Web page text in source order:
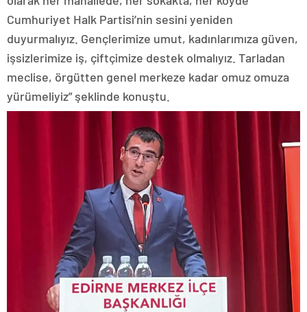
Cumhuriyet Halk Partisi’nin sesini yeniden
duyurmalıyız. Gençlerimize umut, kadınlarımıza güven,
işsizlerimize iş, çiftçimize destek olmalıyız. Tarladan
meclise, örgütten genel merkeze kadar omuz omuza
yürümeliyiz” şeklinde konuştu.